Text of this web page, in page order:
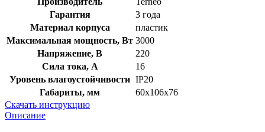
Гарантия
3 года
Материал корпуса
пластик
Максимальная мощность, Вт 3000
Напряжение, В
220
Сила тока, А
16
Уровень влагоустойчивости IP20
Габариты, мм
60х106х76
Скачать инструкцию
Описание